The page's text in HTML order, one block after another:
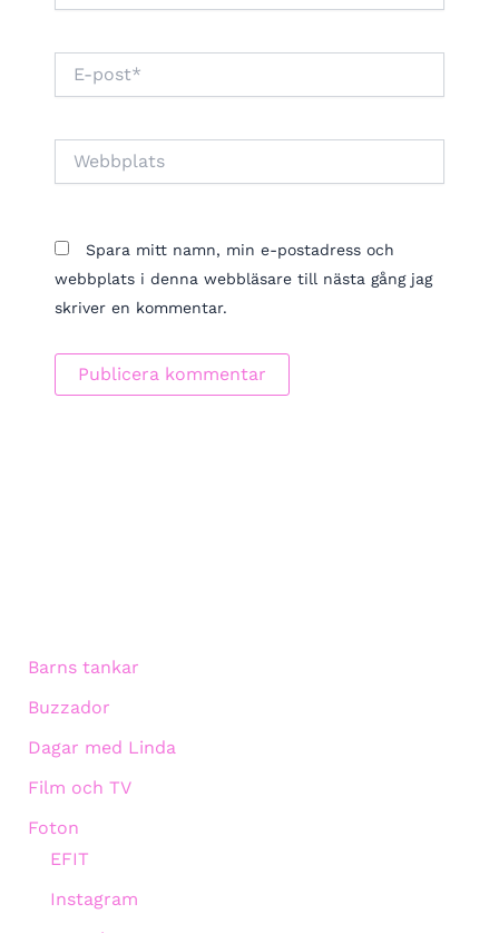
post*
Spara mitt namn, min e-postadress och
webbplats i denna webbläsare till nästa gång jag
skriver en kommentar.
Barns tankar
Buzzador
Dagar med Linda
Film och TV
Foton
EFIT
Instagram